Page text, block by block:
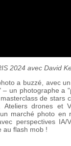
2024 avec David
a buzzé, avec
– un photographe a
de stars
Ateliers drones et
marché photo en
perspectives IA/
au flash mob !